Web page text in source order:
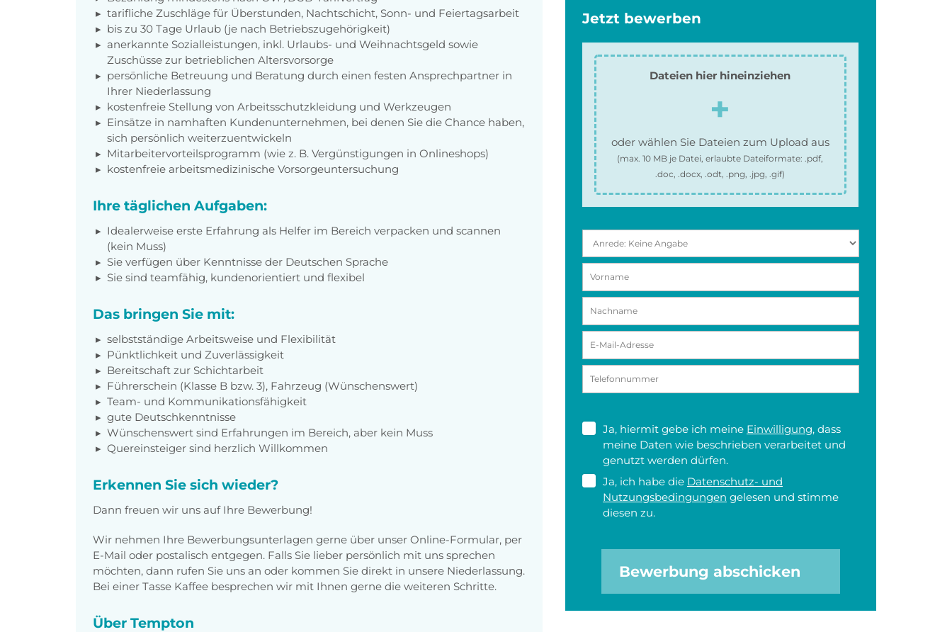
tarifliche Zuschläge für Überstunden, Nachtschicht, Sonn- und Feiertagsarbeit
bis zu 30 Tage Urlaub (je nach Betriebszugehörigkeit)
anerkannte Sozialleistungen, inkl. Urlaubs- und Weihnachtsgeld sowie
Zuschüsse zur betrieblichen Altersvorsorge
persönliche Betreuung und Beratung durch einen festen Ansprechpartner in
Ihrer Niederlassung
kostenfreie Stellung von Arbeitsschutzkleidung und Werkzeugen
Einsätze in namhaften Kundenunternehmen, bei denen Sie die Chance haben,
sich persönlich weiterzuentwickeln
Mitarbeitervorteilsprogramm (wie z. B. Vergünstigungen in Onlineshops)
kostenfreie arbeitsmedizinische Vorsorgeuntersuchung
Ihre täglichen Aufgaben:
Idealerweise erste Erfahrung als Helfer im Bereich verpacken und scannen
(kein Muss)
Sie verfügen über Kenntnisse der Deutschen Sprache
Sie sind teamfähig, kundenorientiert und flexibel
Das bringen Sie mit:
selbstständige Arbeitsweise und Flexibilität
Pünktlichkeit und Zuverlässigkeit
Bereitschaft zur Schichtarbeit
Führerschein (Klasse B bzw. 3), Fahrzeug (Wünschenswert)
Team- und Kommunikationsfähigkeit
gute Deutschkenntnisse
Wünschenswert sind Erfahrungen im Bereich, aber kein Muss
Quereinsteiger sind herzlich Willkommen
Erkennen Sie sich wieder?
Dann freuen wir uns auf Ihre Bewerbung!
Wir nehmen Ihre Bewerbungsunterlagen gerne über unser Online-Formular, per
E-Mail oder postalisch entgegen. Falls Sie lieber persönlich mit uns sprechen
möchten, dann rufen Sie uns an oder kommen Sie direkt in unsere Niederlassung.
Bei einer Tasse Kaffee besprechen wir mit Ihnen gerne die weiteren Schritte.
Über Tempton
Jetzt bewerben
Dateien hier hineinziehen
oder wählen Sie Dateien zum Upload aus
(max.10 MB je Datei, erlaubte Dateiformate:.pdf,
.doc, .docx, .odt, .png, .jpg, .gif)
Ja, hiermit gebe ich meine Einwilligung, dass
meine Daten wie beschrieben verarbeitet und
genutzt werden dürfen.
Ja, ich habe die Datenschutz- und
Nutzungsbedingungen gelesen und stimme
diesen zu.
Bewerbung abschicken